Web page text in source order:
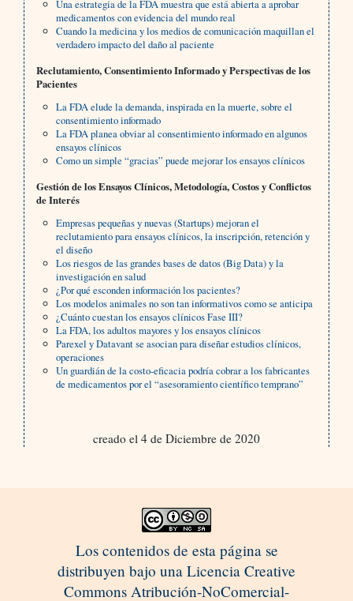
Una estrategia de la FDA muestra que está abierta a aprobar
medicamentos con evidencia del mundo real
Cuando la medicina y los medios de comunicación maquillan el
verdadero impacto del daño al paciente
Reclutamiento, Consentimiento Informado y Perspectivas de los
Pacientes
La FDA elude la demanda, inspirada en la muerte, sobre el
consentimiento informado
La FDA planea obviar al consentimiento informado en algunos
ensayos clínicos
Como un simple “gracias” puede mejorar los ensayos clínicos
Gestión de los Ensayos Clínicos, Metodología, Costos y Conflictos
de Interés
Empresas pequeñas y nuevas (Startups) mejoran el
reclutamiento para ensayos clínicos, la inscripción, retención y
el diseño
Los riesgos de las grandes bases de datos (Big Data) y la
investigación en salud
¿Por qué esconden información los pacientes?
Los modelos animales no son tan informativos como se anticipa
¿Cuánto cuestan los ensayos clínicos Fase III?
La FDA, los adultos mayores y los ensayos clínicos
Parexel y Datavant se asocian para diseñar estudios clínicos,
operaciones
Un guardián de la costo-eficacia podría cobrar a los fabricantes
de medicamentos por el “asesoramiento científico temprano”
creado el 4 de Diciembre de 2020
Los contenidos de esta página se
distribuyen bajo una Licencia Creative
Commons Atribución-NoComercial-